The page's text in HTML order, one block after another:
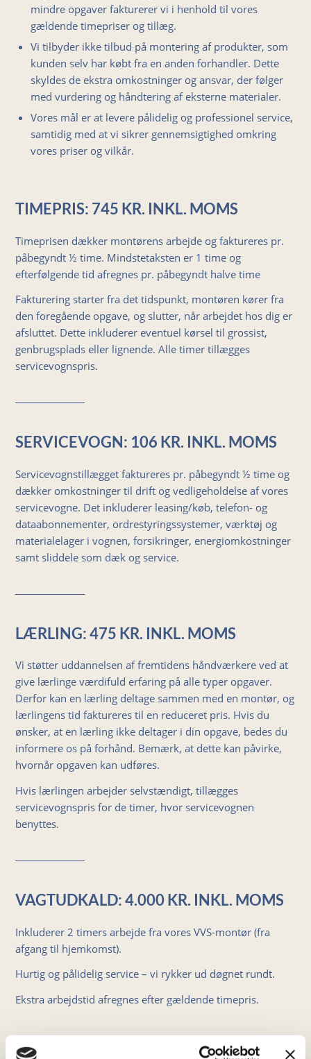
mindre opgaver fakturerer vi i henhold til vores
gældende timepriser og tillæg.
Vi tilbyder ikke tilbud på montering af produkter, som
kunden selv har købt fra en anden forhandler. Dette
skyldes de ekstra omkostninger og ansvar, der følger
med vurdering og håndtering af eksterne materialer.
Vores mål er at levere pålidelig og professionel service,
samtidig med at vi sikrer gennemsigtighed omkring
vores priser og vilkår.
TIMEPRIS: 745 KR. INKL. MOMS
Timeprisen dækker montørens arbejde og faktureres pr.
påbegyndt ½ time. Mindstetaksten er 1 time og
efterfølgende tid afregnes pr. påbegyndt halve time
Fakturering starter fra det tidspunkt, montøren kører fra
den foregående opgave, og slutter, når arbejdet hos dig er
afsluttet. Dette inkluderer eventuel kørsel til grossist,
genbrugsplads eller lignende. Alle timer tillægges
servicevognspris.
SERVICEVOGN: 106 KR. INKL. MOMS
Servicevognstillægget faktureres pr. påbegyndt ½ time og
dækker omkostninger til drift og vedligeholdelse af vores
servicevogne. Det inkluderer leasing/køb, telefon- og
dataabonnementer, ordrestyringssystemer, værktøj og
materialelager i vognen, forsikringer, energiomkostninger
samt sliddele som dæk og service.
LÆRLING: 475 KR. INKL. MOMS
Vi støtter uddannelsen af fremtidens håndværkere ved at
give lærlinge værdifuld erfaring på alle typer opgaver.
Derfor kan en lærling deltage sammen med en montør, og
lærlingens tid faktureres til en reduceret pris. Hvis du
ønsker, at en lærling ikke deltager i din opgave, bedes du
informere os på forhånd. Bemærk, at dette kan påvirke,
hvornår opgaven kan udføres.
Hvis lærlingen arbejder selvstændigt, tillægges
servicevognspris for de timer, hvor servicevognen
benyttes.
VAGTUDKALD: 4.000 KR. INKL. MOMS
Inkluderer 2 timers arbejde fra vores VVS-montør (fra
afgang til hjemkomst).
Hurtig og pålidelig service – vi rykker ud døgnet rundt.
Ekstra arbejdstid afregnes efter gældende timepris.